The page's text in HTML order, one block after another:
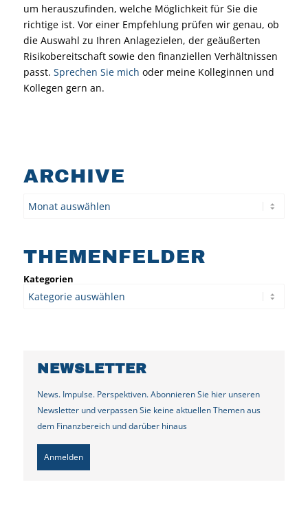
um herauszufinden, welche Möglichkeit für Sie die
richtige ist. Vor einer Empfehlung prüfen wir genau, ob
die Auswahl zu Ihren Anlagezielen, der geäußerten
Risikobereitschaft sowie den finanziellen Verhältnissen
passt. Sprechen Sie mich oder meine Kolleginnen und
Kollegen gern an.
ARCHIVE
THEMENFELDER
Kategorien
NEWSLETTER
News. Impulse. Perspektiven. Abonnieren Sie hier unseren
Newsletter und verpassen Sie keine aktuellen Themen aus
dem Finanzbereich und darüber hinaus
Anmelden